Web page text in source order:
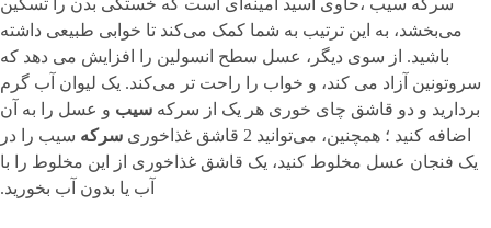
سرکه سیب ،حاوی اسید آمینه‌ای است که خستگی بدن را تسکین
می‌بخشد، به این ترتیب به شما کمک می‌کند تا خوابی طبیعی داشته
باشید. از سوی دیگر، عسل سطح انسولین را افزایش می دهد که
سروتونین آزاد می کند، و خواب را راحت تر می‌کند. یک لیوان آب گرم
بردارید و دو قاشق چای خوری هر یک از سرکه سیب و عسل را به آن
اضافه کنید ؛ همچنین، می‌توانید 2 قاشق غذاخوری
سرکه سیب را در
یک فنجان عسل مخلوط کنید، یک قاشق غذاخوری از این مخلوط را با
آب یا بدون آب بخورید.